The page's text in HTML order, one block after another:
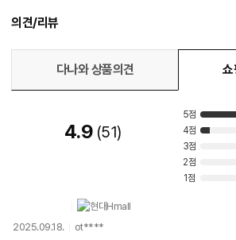
의견/리뷰
다나와 상품의견 쇼
4.9 51
5점
4점
3점
2점
1점
2025.09.18. ot****